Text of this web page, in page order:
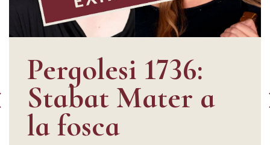
Pergolesi 1736:
Stabat Mater a
la fosca